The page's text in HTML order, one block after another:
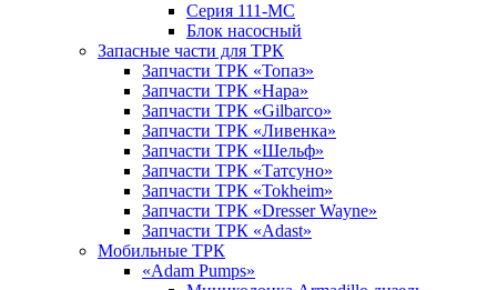
Серия 111-МС
Блок насосный
Запасные части для ТРК
Запчасти ТРК «Топаз»
Запчасти ТРК «Нара»
Запчасти ТРК «Gilbarco»
Запчасти ТРК «Ливенка»
Запчасти ТРК «Шельф»
Запчасти ТРК «Татсуно»
Запчасти ТРК «Tokheim»
Запчасти ТРК «Dresser Wayne»
Запчасти ТРК «Adast»
Мобильные ТРК
«Adam Pumps»